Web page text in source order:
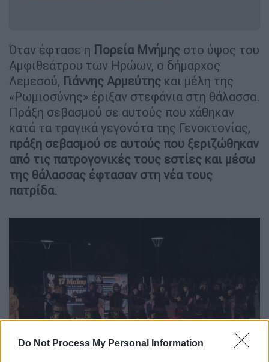
Do Not Process My Personal Information
Όταν έφτασε η Πορεία Μνήμης στο ύψος του
Αμφιθεάτρου των Ηρώων, ο δήμαρχος
Λεμεσού, Γιάννης Αρμεύτης και μέλη της
«Ρωμιοσύνης» έριξαν στεφάνια στη θάλασσα.
Πράξη σεβασμού σε αυτούς που χάθηκαν
κατά τα τραγικά γεγονότα της Γενοκτονίας,
πράξη σεβασμού σε αυτούς που ξεριζώθηκαν
από τις πατρογονικές τους εστίες και μέσω
της θάλασσας έφτασαν στη νέα τους
πατρίδα.